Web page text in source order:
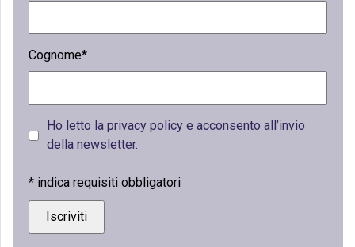
Cognome*
Ho letto la privacy policy e acconsento all’invio
della newsletter.
* indica requisiti obbligatori